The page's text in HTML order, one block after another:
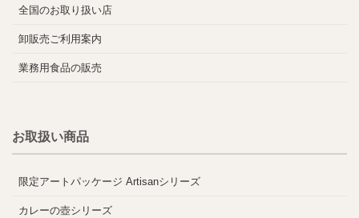
全国のお取り扱い店
卸販売ご利用案内
業務用食品の販売
お取扱い商品
限定アートパッケージ Artisanシリーズ
カレーの壺シリーズ